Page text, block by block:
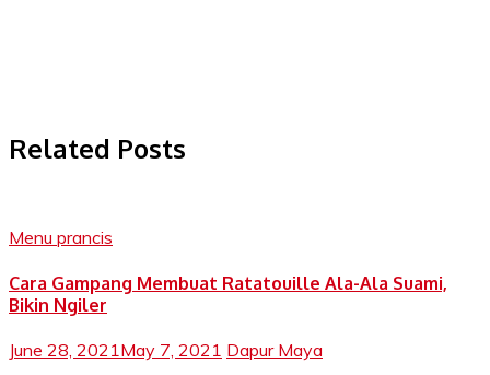
Related Posts
Menu prancis
Cara Gampang Membuat Ratatouille Ala-Ala Suami,
Bikin Ngiler
June 28, 2021 May 7, 2021 Dapur Maya